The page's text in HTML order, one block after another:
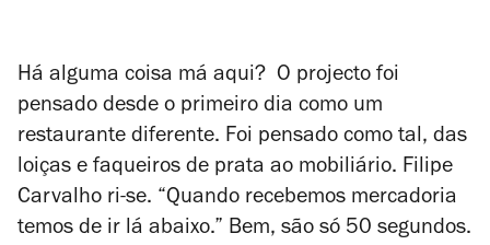
Há alguma coisa má aqui? O projecto foi
pensado desde o primeiro dia como um
restaurante diferente. Foi pensado como tal, das
loiças e faqueiros de prata ao mobiliário. Filipe
Carvalho ri-se. “Quando recebemos mercadoria
temos de ir lá abaixo.” Bem, são só 50 segundos.